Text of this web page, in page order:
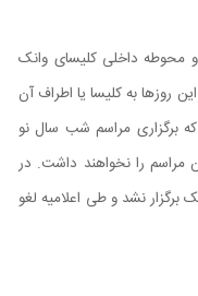
محوطه داخلی کلیسای وانک
روزها به کلیسا یا اطراف آن
برگزاری مراسم شب سال نو
مراسم را نخواهند داشت. در
نشد و طی اعلامیه لغو